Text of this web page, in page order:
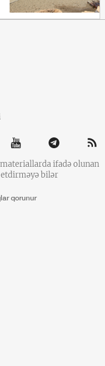
ifadə olunan
bilər
qorunur